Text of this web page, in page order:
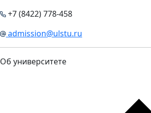
+7 (8422) 778-458
admission@ulstu.ru
Об университете